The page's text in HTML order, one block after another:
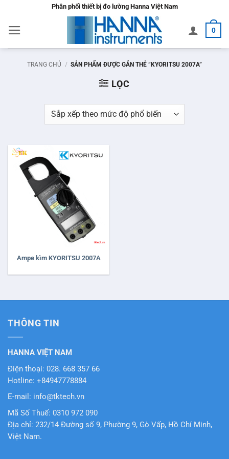
nội
dung
Phân phối thiết bị đo lường Hanna Việt Nam
0
TRANG CHỦ / SẢN PHẨM ĐƯỢC GẮN THẺ “KYORITSU 2007A”
LỌC
Ampe kìm KYORITSU 2007A
THÔNG TIN
HANNA VIỆT NAM
Điện thoại: 028. 668 357 66
Hotline: +84947778884
E-mail: info@tktech.vn
Mã Số Thuế: 0310 972 090
Địa chỉ: 232/14 Đường số 9, Phường 9, Gò Vấp, Hồ Chí Minh,
Việt Nam.